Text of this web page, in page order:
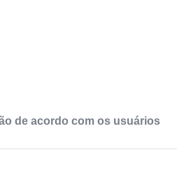
de acordo com os usuários